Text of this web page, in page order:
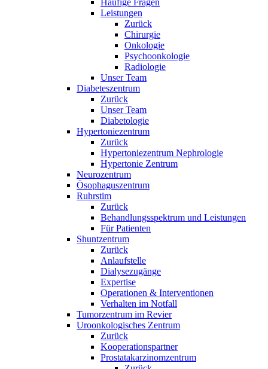
Häufige Fragen
Leistungen
Zurück
Chirurgie
Onkologie
Psychoonkologie
Radiologie
Unser Team
Diabeteszentrum
Zurück
Unser Team
Diabetologie
Hypertoniezentrum
Zurück
Hypertoniezentrum Nephrologie
Hypertonie Zentrum
Neurozentrum
Ösophaguszentrum
Ruhrstim
Zurück
Behandlungsspektrum und Leistungen
Für Patienten
Shuntzentrum
Zurück
Anlaufstelle
Dialysezugänge
Expertise
Operationen & Interventionen
Verhalten im Notfall
Tumorzentrum im Revier
Uroonkologisches Zentrum
Zurück
Kooperationspartner
Prostatakarzinomzentrum